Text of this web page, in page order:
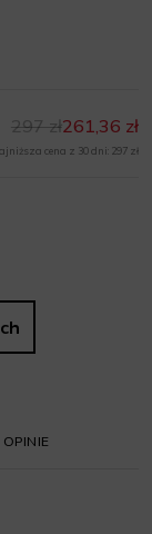
261,36 zł
297 zł
cena z 30 dni: 297 zł
OPINIE